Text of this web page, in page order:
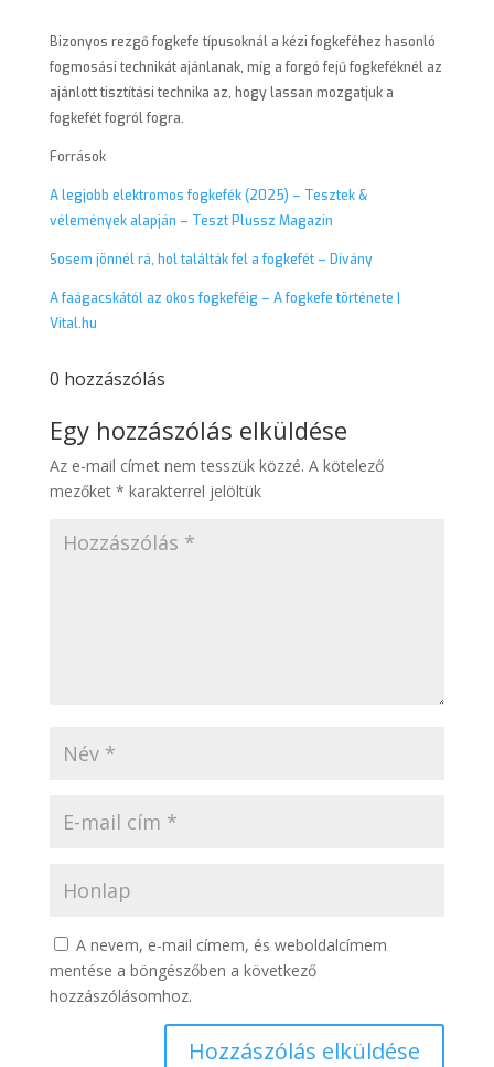
Bizonyos rezgő fogkefe típusoknál a kézi fogkeféhez hasonló
fogmosási technikát ajánlanak, míg a forgó fejű fogkeféknél az
ajánlott tisztítási technika az, hogy lassan mozgatjuk a
fogkefét fogról fogra.
Források
A legjobb elektromos fogkefék (2025) – Tesztek &
vélemények alapján – Teszt Plussz Magazin
Sosem jönnél rá, hol találták fel a fogkefét – Dívány
A faágacskától az okos fogkeféig – A fogkefe története |
Vital.hu
0 hozzászólás
Egy hozzászólás elküldése
Az e-mail címet nem tesszük közzé. A kötelező
mezőket * karakterrel jelöltük
A nevem, e-mail címem, és weboldalcímem
mentése a böngészőben a következő
hozzászólásomhoz.
Hozzászólás elküldése